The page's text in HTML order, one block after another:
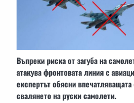
Въпреки риска от загуба на
атакува фронтовата линия с
експертът обясни впечатляващата
свалянето на руски самолети.